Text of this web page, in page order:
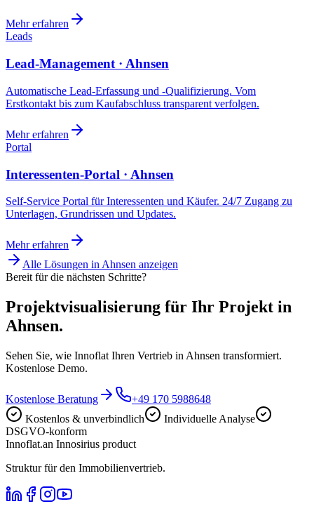
Mehr erfahren
Leads
Lead-Management · Ahnsen
Automatische Lead-Erfassung und -Qualifizierung. Vom
Erstkontakt bis zum Kaufabschluss transparent verfolgen.
Mehr erfahren
Portal
Interessenten-Portal · Ahnsen
Self-Service Portal für Interessenten und Käufer. 24/7 Zugang zu
Unterlagen, Grundrissen und Updates.
Mehr erfahren
Alle Lösungen in Ahnsen anzeigen
Bereit für die nächsten Schritte?
Projektvisualisierung für Ihr Projekt in
Ahnsen.
Sehen Sie, wie Innoflat Ihren Vertrieb in Ahnsen transformiert.
Kostenlose Demo.
Kostenlose Beratung
+49 170 5988648
Kostenlos & unverbindlich
Individuelle Analyse
DSGVO-konform
Innoflat.an Innosirius product
Struktur für den Immobilienvertrieb.